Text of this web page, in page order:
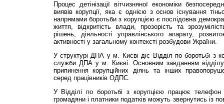
Процес детінізації вітчизняної економіки
виявів корупції, яка є однією з основ існування
напрямами боротьби з корупцією є послідовна
життя, від­критість влади, прозорість та
рішень, діяльності управлінського апарату,
активності у загальному контексті розбудови України.
У структурі ДПА у м. Києві діє Відділ по боротьбі з
служби ДПА у м. Києві. Основним завданням відділу
припинення корупційних діянь та інших
серед працівників ОДПС.
У Відділі по боротьбі з корупцією працює
громадяни і платники податків можуть звернутись із